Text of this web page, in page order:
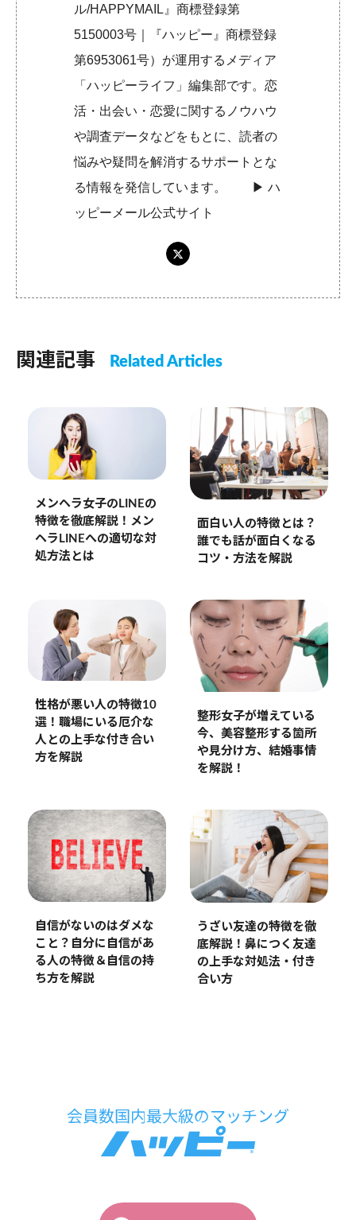
ル/HAPPYMAIL』商標登録第
5150003号｜『ハッピー』商標登録
第6953061号）が運用するメディア
「ハッピーライフ」編集部です。恋
活・出会い・恋愛に関するノウハウ
や調査データなどをもとに、読者の
悩みや疑問を解消するサポートとな
る情報を発信しています。 ▶︎ハ
ッピーメール公式サイト
関連記事 Related Articles
メンヘラ女子のLINEの
特徴を徹底解説！メン
ヘラLINEへの適切な対
処方法とは
面白い人の特徴とは？
誰でも話が面白くなる
コツ・方法を解説
性格が悪い人の特徴10
選！職場にいる厄介な
人との上手な付き合い
方を解説
整形女子が増えている
今、美容整形する箇所
や見分け方、結婚事情
を解説！
自信がないのはダメな
こと？自分に自信があ
る人の特徴＆自信の持
ち方を解説
うざい友達の特徴を徹
底解説！鼻につく友達
の上手な対処法・付き
合い方